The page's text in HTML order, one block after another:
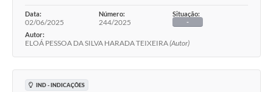
Data:
02/06/2025
Número:
244/2025
Situação:
-
Autor:
ELOÁ PESSOA DA SILVA HARADA TEIXEIRA(Autor)
IND - INDICAÇÕES